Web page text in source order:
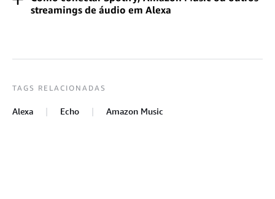
streamings de áudio em Alexa
TAGS RELACIONADAS
Alexa Echo Amazon Music